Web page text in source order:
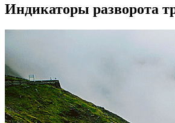
Индикаторы разворота